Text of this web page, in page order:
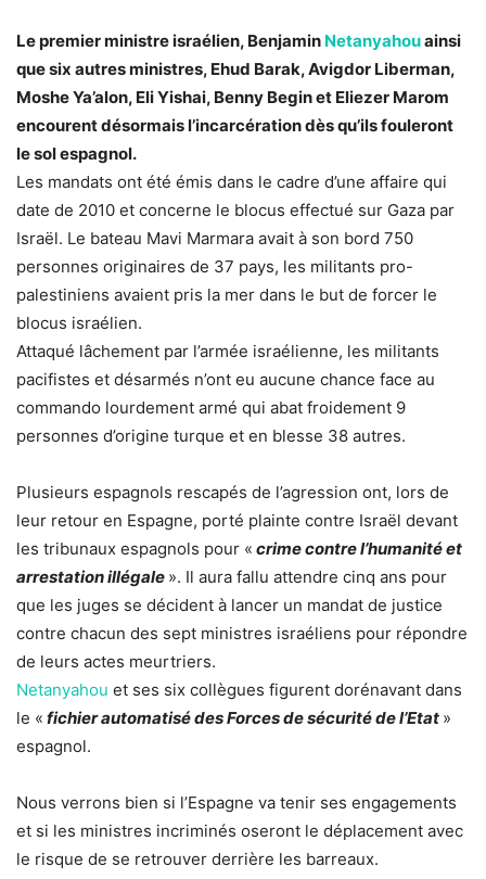
Le premier ministre israélien, Benjamin Netanyahouainsi
que six autres ministres, Ehud Barak, Avigdor Liberman,
Moshe Ya’alon, Eli Yishai, Benny Begin et Eliezer Marom
encourent désormais l’incarcération dès qu’ils fouleront
le sol espagnol.
Les mandats ont été émis dans le cadre d’une affaire qui
date de 2010 et concerne le blocus effectué sur Gaza par
Israël. Le bateau Mavi Marmara avait à son bord 750
personnes originaires de 37 pays, les militants pro-
palestiniens avaient pris la mer dans le but de forcer le
blocus israélien.
Attaqué lâchement par l’armée israélienne, les militants
pacifistes et désarmés n’ont eu aucune chance face au
commando lourdement armé qui abat froidement 9
personnes d’origine turque et en blesse 38 autres.
Plusieurs espagnols rescapés de l’agression ont, lors de
leur retour en Espagne, porté plainte contre Israël devant
les tribunaux espagnols pour « crime contre l’humanité et
arrestation illégale ». Il aura fallu attendre cinq ans pour
que les juges se décident à lancer un mandat de justice
contre chacun des sept ministres israéliens pour répondre
de leurs actes meurtriers.
Netanyahou et ses six collègues figurent dorénavant dans
le « fichier automatisé des Forces de sécurité de l’Etat »
espagnol.
Nous verrons bien si l’Espagne va tenir ses engagements
et si les ministres incriminés oseront le déplacement avec
le risque de se retrouver derrière les barreaux.